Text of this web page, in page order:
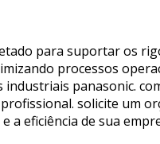
para suportar os
processos
panasonic.
solicite um
a eficiência de sua